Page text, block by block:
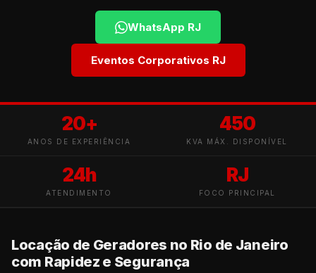
WhatsApp RJ
Eventos Corporativos RJ
20+
ANOS DE EXPERIÊNCIA
450
KVA MÁX. DISPONÍVEL
24h
ATENDIMENTO
RJ
FOCO PRINCIPAL
Locação de Geradores no Rio de Janeiro
com Rapidez e Segurança